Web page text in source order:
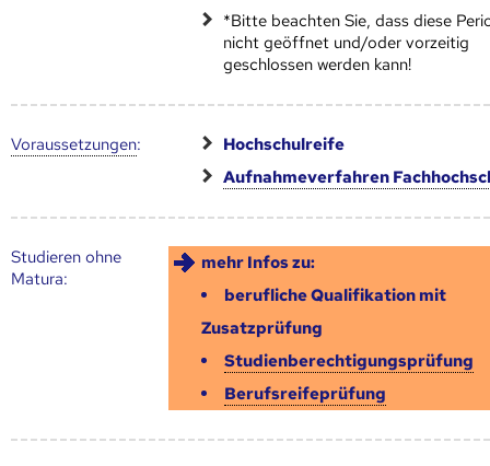
*Bitte beachten Sie, dass diese
nicht geöffnet und/oder vorzeitig
geschlossen werden kann!
Voraus­setzungen:
Hochschulreife
Aufnahmeverfahren
Studieren ohne
Matura:
mehr Infos zu:
berufliche Qualifikation mit
Zusatzprüfung
Studienberechtigungsprüfung
Berufsreifeprüfung